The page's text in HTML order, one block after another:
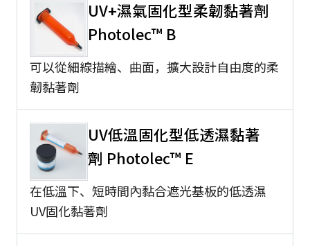
UV+濕氣固化型柔韌黏著劑
Photolec™ B
可以從細線描繪、曲面，擴大設計自由度的柔
韌黏著劑
UV低溫固化型低透濕黏著
劑 Photolec™ E
在低溫下、短時間內黏合遮光基板的低透濕
UV固化黏著劑